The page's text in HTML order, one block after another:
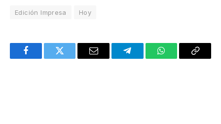
Edición Impresa Hoy
FacebookTwitter Email TelegramWhatsAppCopy